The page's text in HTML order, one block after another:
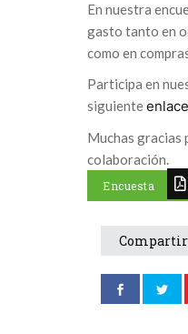
En nuestra
gasto tanto en
como en
Participa en
siguiente
Muchas gracias
colaboración.
Encuesta
Compartir